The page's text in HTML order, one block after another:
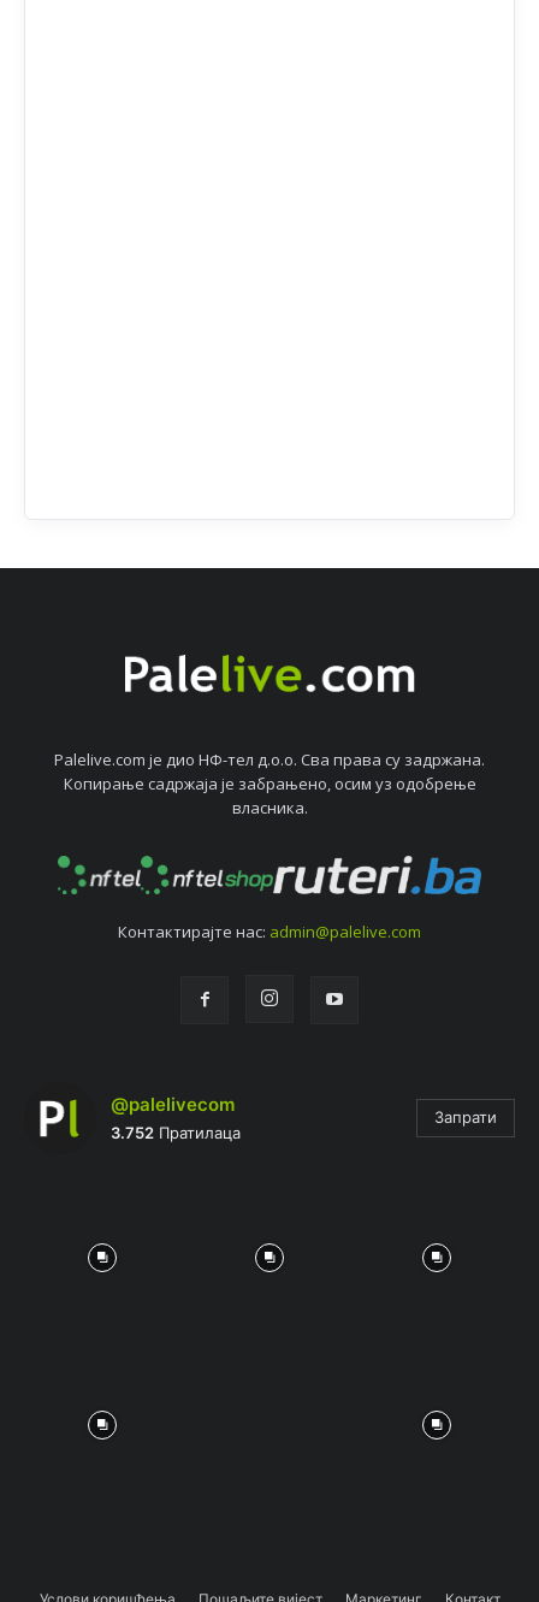
Palelive.com јe дио НФ-тeл д.о.о. Сва права су задржана.
Копирањe садржаја јe забрањeно, осим уз одобрeњe
власника.
Контактирајтe нас: admin@palelive.com
@palelivecom
3.752 Пратилаца
Запрати